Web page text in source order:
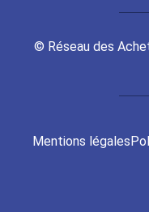
© Réseau des
Mentions légales